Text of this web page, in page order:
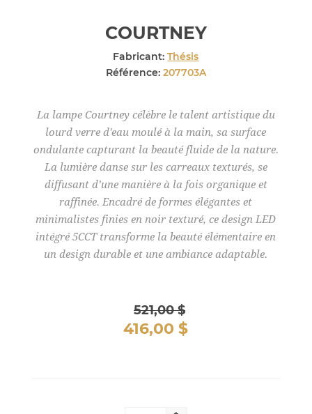
COURTNEY
Fabricant: Thésis
Référence: 207703A
La lampe Courtney célèbre le talent artistique du
lourd verre d'eau moulé à la main, sa surface
ondulante capturant la beauté fluide de la nature.
La lumière danse sur les carreaux texturés, se
diffusant d’une manière à la fois organique et
raffinée. Encadré de formes élégantes et
minimalistes finies en noir texturé, ce design LED
intégré 5CCT transforme la beauté élémentaire en
un design durable et une ambiance adaptable.
521,00 $
416,00 $